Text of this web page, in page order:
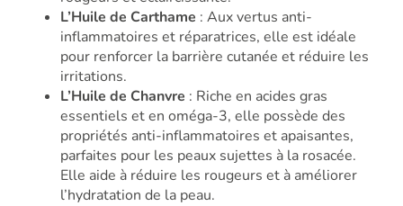
L’Huile de Carthame : Aux vertus anti-
inflammatoires et réparatrices, elle est idéale
pour renforcer la barrière cutanée et réduire les
irritations.
L’Huile de Chanvre : Riche en acides gras
essentiels et en oméga-3, elle possède des
propriétés anti-inflammatoires et apaisantes,
parfaites pour les peaux sujettes à la rosacée.
Elle aide à réduire les rougeurs et à améliorer
l’hydratation de la peau.